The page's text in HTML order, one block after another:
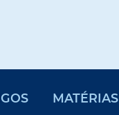
MATÉRIAS